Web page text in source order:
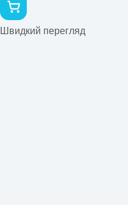
Швидкий перегляд